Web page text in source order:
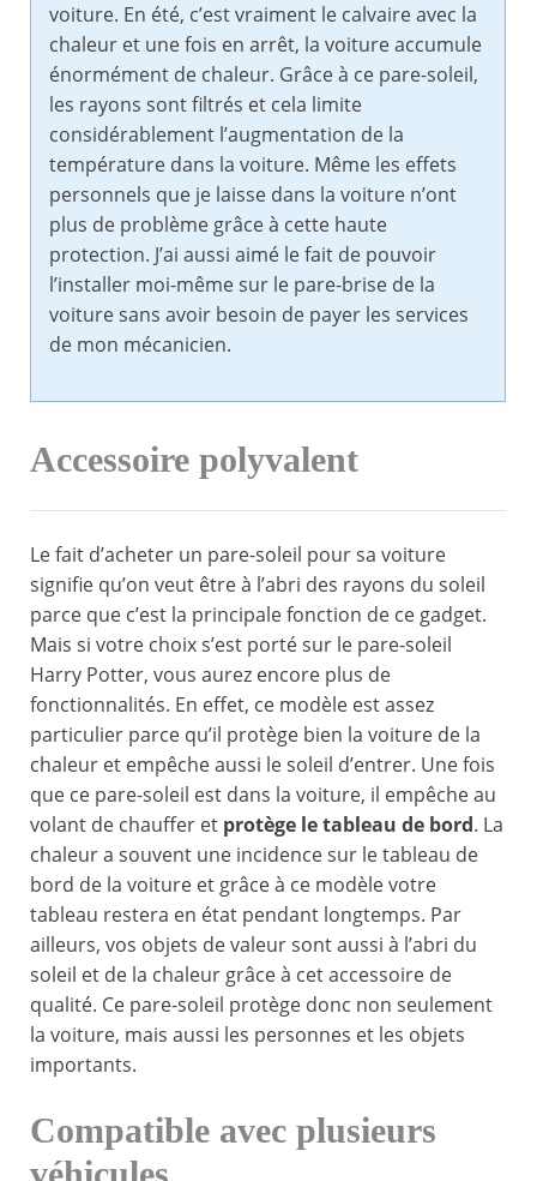
voiture. En été, c’est vraiment le calvaire avec la
chaleur et une fois en arrêt, la voiture accumule
énormément de chaleur. Grâce à ce pare-soleil,
les rayons sont filtrés et cela limite
considérablement l’augmentation de la
température dans la voiture. Même les effets
personnels que je laisse dans la voiture n’ont
plus de problème grâce à cette haute
protection. J’ai aussi aimé le fait de pouvoir
l’installer moi-même sur le pare-brise de la
voiture sans avoir besoin de payer les services
de mon mécanicien.
Accessoire polyvalent
Le fait d’acheter un pare-soleil pour sa voiture
signifie qu’on veut être à l’abri des rayons du soleil
parce que c’est la principale fonction de ce gadget.
Mais si votre choix s’est porté sur le pare-soleil
Harry Potter, vous aurez encore plus de
fonctionnalités. En effet, ce modèle est assez
particulier parce qu’il protège bien la voiture de la
chaleur et empêche aussi le soleil d’entrer. Une fois
que ce pare-soleil est dans la voiture, il empêche au
volant de chauffer et protège le tableau de bord. La
chaleur a souvent une incidence sur le tableau de
bord de la voiture et grâce à ce modèle votre
tableau restera en état pendant longtemps. Par
ailleurs, vos objets de valeur sont aussi à l’abri du
soleil et de la chaleur grâce à cet accessoire de
qualité. Ce pare-soleil protège donc non seulement
la voiture, mais aussi les personnes et les objets
importants.
Compatible avec plusieurs